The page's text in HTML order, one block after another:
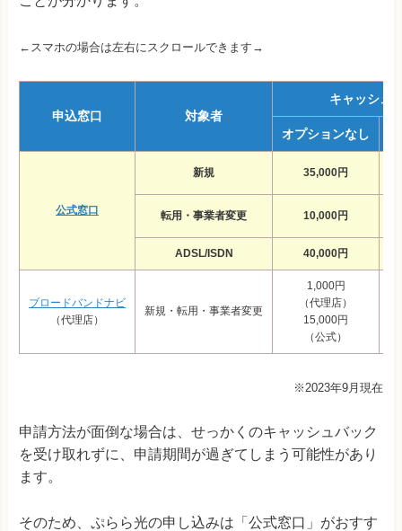
←スマホの場合は左右にスクロールできます→
申込窓口 対象者
キャッシュ
オプションなし
公式窓口
新規 35,000円
転用・事業者変更 10,000円
ADSL/ISDN 40,000円
ブロードバンドナビ
（代理店）
新規・転用・事業者変更
1,000円
（代理店）
15,000円
（公式）
※2023年9月現在
申請方法が面倒な場合は、せっかくのキャッシュバック
を受け取れずに、申請期間が過ぎてしまう可能性があり
ます。
そのため、ぷらら光の申し込みは「公式窓口」がおすす